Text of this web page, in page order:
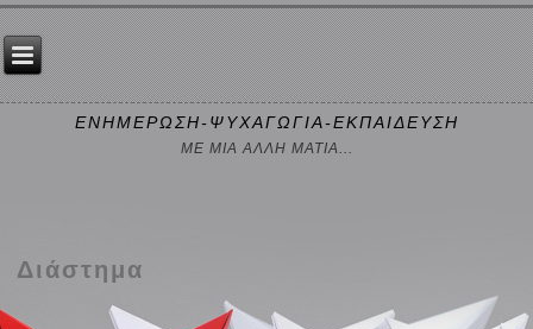
ΕΝΗΜΕΡΩΣΗ-ΨΥΧΑΓΩΓΙΑ-ΕΚΠΑΙΔΕΥΣΗ
ΜΕ ΜΙΑ ΑΛΛΗ ΜΑΤΙΑ...
Διάστημα